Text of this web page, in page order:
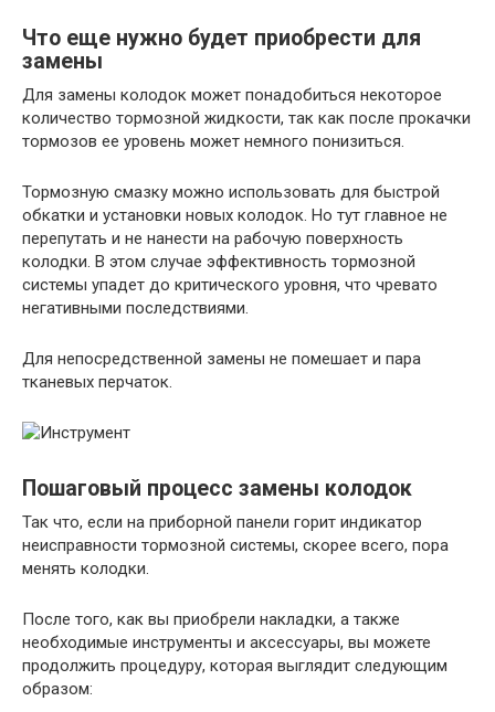
Что еще нужно будет приобрести для
замены
Для замены колодок может понадобиться некоторое
количество тормозной жидкости, так как после прокачки
тормозов ее уровень может немного понизиться.
Тормозную смазку можно использовать для быстрой
обкатки и установки новых колодок. Но тут главное не
перепутать и не нанести на рабочую поверхность
колодки. В этом случае эффективность тормозной
системы упадет до критического уровня, что чревато
негативными последствиями.
Для непосредственной замены не помешает и пара
тканевых перчаток.
Пошаговый процесс замены колодок
Так что, если на приборной панели горит индикатор
неисправности тормозной системы, скорее всего, пора
менять колодки.
После того, как вы приобрели накладки, а также
необходимые инструменты и аксессуары, вы можете
продолжить процедуру, которая выглядит следующим
образом: